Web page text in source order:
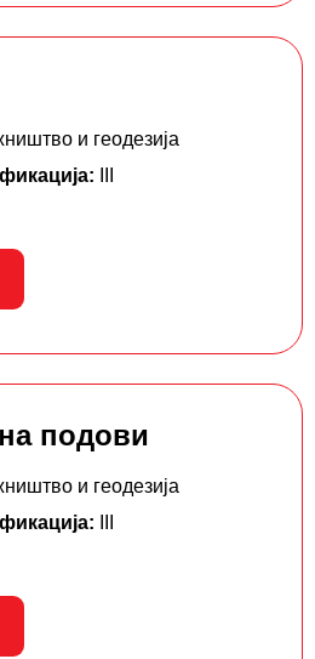
и геодезија
подови
и геодезија